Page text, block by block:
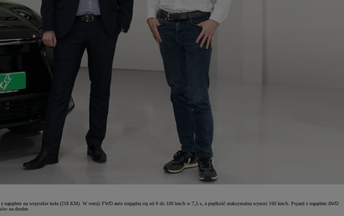
na wszystkie koła (218 KM). W wersji FWD auto rozpędza się od 0 do 100 km/h w 7,5 s, a prędkość maksymalna wynosi 160 km/h. Pojazd z napędem AWD
na drodze.